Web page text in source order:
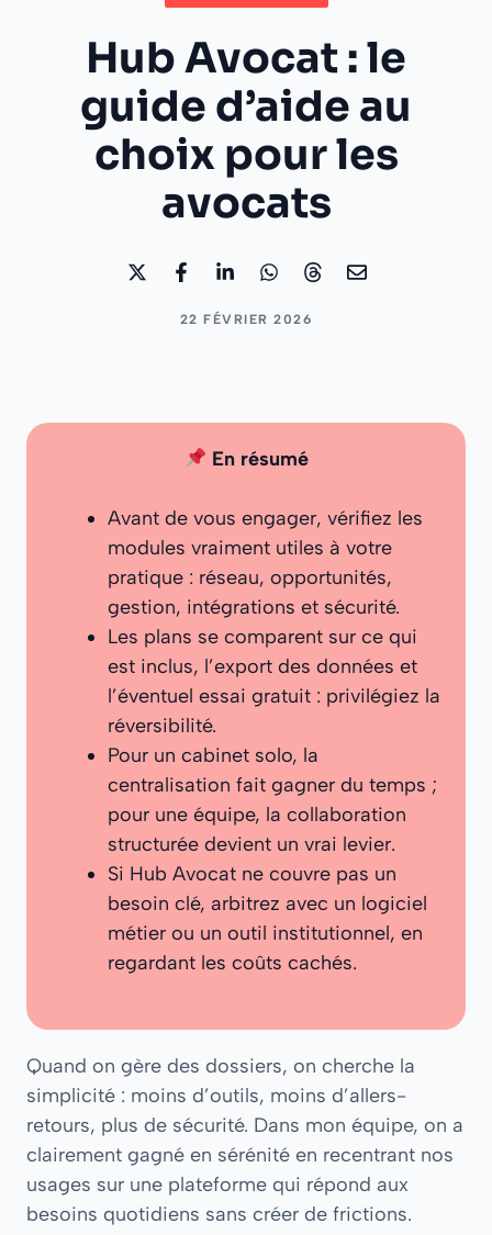
Hub Avocat : le
guide d’aide au
choix pour les
avocats
22 FÉVRIER 2026
En résumé
Avant de vous engager, vérifiez les
modules vraiment utiles à votre
pratique : réseau, opportunités,
gestion, intégrations et sécurité.
Les plans se comparent sur ce qui
est inclus, l’export des données et
l’éventuel essai gratuit : privilégiez la
réversibilité.
Pour un cabinet solo, la
centralisation fait gagner du temps ;
pour une équipe, la collaboration
structurée devient un vrai levier.
Si Hub Avocat ne couvre pas un
besoin clé, arbitrez avec un logiciel
métier ou un outil institutionnel, en
regardant les coûts cachés.
Quand on gère des dossiers, on cherche la
simplicité : moins d’outils, moins d’allers-
retours, plus de sécurité. Dans mon équipe, on a
clairement gagné en sérénité en recentrant nos
usages sur une plateforme qui répond aux
besoins quotidiens sans créer de frictions.